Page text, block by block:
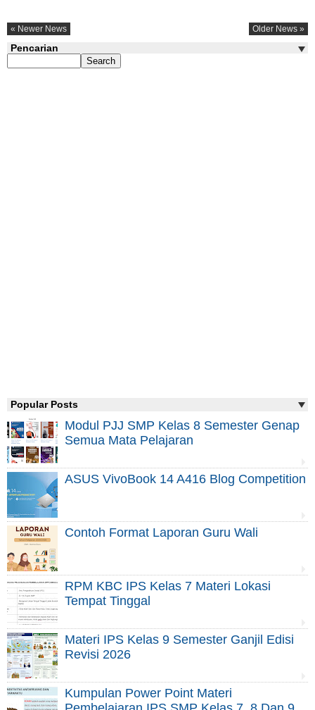
« Newer News Older News »
Pencarian
Popular Posts
Modul PJJ SMP Kelas 8 Semester Genap
Semua Mata Pelajaran
ASUS VivoBook 14 A416 Blog Competition
Contoh Format Laporan Guru Wali
RPM KBC IPS Kelas 7 Materi Lokasi
Tempat Tinggal
Materi IPS Kelas 9 Semester Ganjil Edisi
Revisi 2026
Kumpulan Power Point Materi